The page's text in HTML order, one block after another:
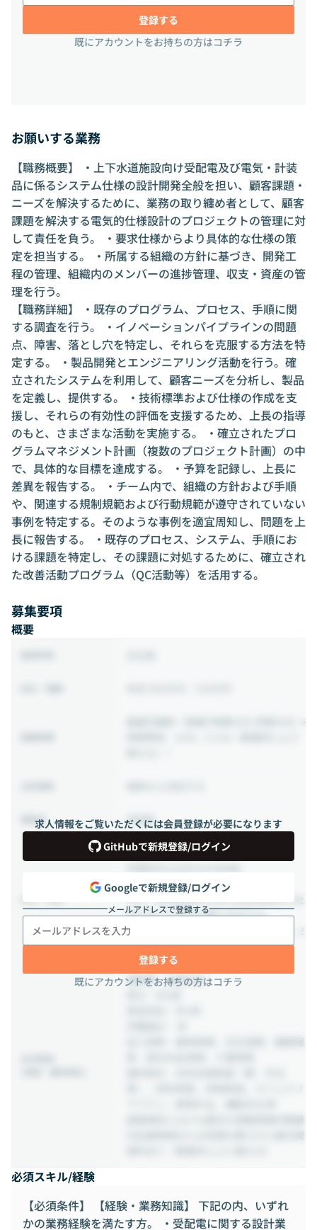
登録する
既にアカウントをお持ちの方はコチラ
お願いする業務
【職務概要】 ・上下水道施設向け受配電及び電気・計装
品に係るシステム仕様の設計開発全般を担い、顧客課題・
ニーズを解決するために、業務の取り纏め者として、顧客
課題を解決する電気的仕様設計のプロジェクトの管理に対
して責任を負う。 ・要求仕様からより具体的な仕様の策
定を担当する。 ・所属する組織の方針に基づき、開発工
程の管理、組織内のメンバーの進捗管理、収支・資産の管
理を行う。
【職務詳細】 ・既存のプログラム、プロセス、手順に関
する調査を行う。 ・イノベーションパイプラインの問題
点、障害、落とし穴を特定し、それらを克服する方法を特
定する。 ・製品開発とエンジニアリング活動を行う。確
立されたシステムを利用して、顧客ニーズを分析し、製品
を定義し、提供する。 ・技術標準および仕様の作成を支
援し、それらの有効性の評価を支援するため、上長の指導
のもと、さまざまな活動を実施する。 ・確立されたプロ
グラムマネジメント計画（複数のプロジェクト計画）の中
で、具体的な目標を達成する。 ・予算を記録し、上長に
差異を報告する。 ・チーム内で、組織の方針および手順
や、関連する規制規範および行動規範が遵守されていない
事例を特定する。そのような事例を適宜周知し、問題を上
長に報告する。 ・既存のプロセス、システム、手順にお
ける課題を特定し、その課題に対処するために、確立され
た改善活動プログラム（QC活動等）を活用する。
募集要項
概要
求人情報をご覧いただくには会員登録が必要になります
GitHubで新規登録/ログイン
Googleで新規登録/ログイン
メールアドレスで登録する
登録する
既にアカウントをお持ちの方はコチラ
（実働7時間45分 休憩45分 ※
勤務地 茨城県
休日・休暇
完全週休二日制
年次有給休暇24日
なお、試用期間中の年次有給休暇は入社
月に応じて以下の通り付与する。
4月～12月入社：8日、1月入社：6日、2
月入社：4日、3月入社：3日
通勤費：全額支給
加入保険：雇用保険、労災保険、健康保
就業場所における屋内の受動喫煙対策屋
内全面禁煙または空間分煙された屋内喫
必須スキル/経験
【必須条件】 【経験・業務知識】 下記の内、いずれ
かの業務経験を満たす方。 ・受配電に関する設計業